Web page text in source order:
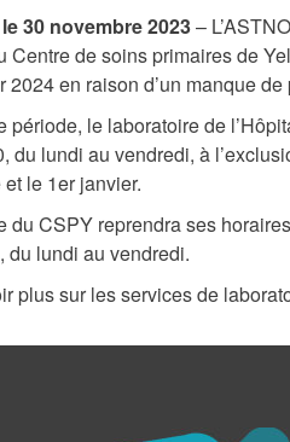
30 novembre 2023–
Centre de soins primaires de
2024 en raison d’un manque de
période, le laboratoire de
du lundi au vendredi, à
le 1er janvier.
du CSPY reprendra ses
du lundi au vendredi.
plus sur les services de